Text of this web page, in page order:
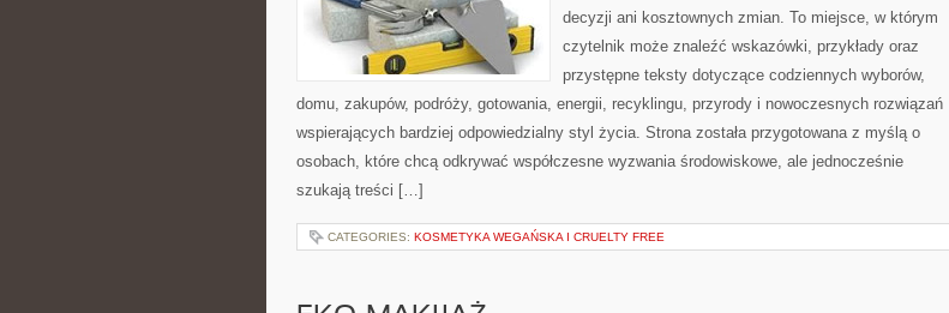
decyzji ani kosztownych zmian. To miejsce, w którym
czytelnik może znaleźć wskazówki, przykłady oraz
przystępne teksty dotyczące codziennych wyborów,
domu, zakupów, podróży, gotowania, energii, recyklingu, przyrody i nowoczesnych rozwiązań
wspierających bardziej odpowiedzialny styl życia. Strona została przygotowana z myślą o
osobach, które chcą odkrywać współczesne wyzwania środowiskowe, ale jednocześnie
szukają treści […]
CATEGORIES: KOSMETYKA WEGAŃSKA I CRUELTY FREE